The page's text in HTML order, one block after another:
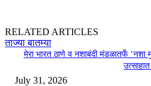
RELATED ARTICLES
ताज्या बातम्या
मेरा भारत ठाणे व नशाबंदी मंडळातर्फे ‘नशा
July 31, 2026